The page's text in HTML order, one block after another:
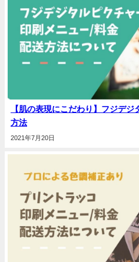
【肌の表現にこだわり】フジデ
方法
2021年7月20日